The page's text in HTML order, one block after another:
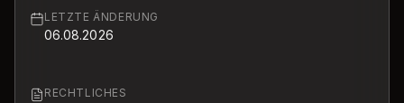
LETZTE ÄNDERUNG
06.08.2026
RECHTLICHES